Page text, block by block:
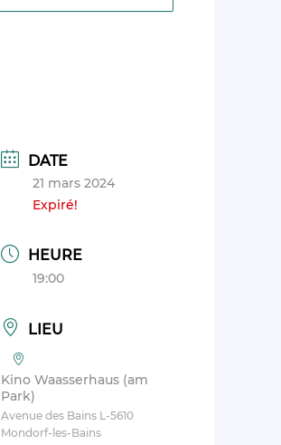
DATE
21 mars 2024
Expiré!
HEURE
19:00
LIEU
Kino Waasserhaus (am
Park)
Avenue des Bains L-5610
Mondorf-les-Bains